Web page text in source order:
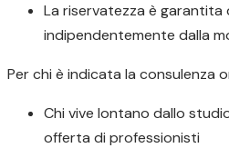
La riservatezza è
indipendentemente dalla
Per chi è indicata la consulenza
Chi vive lontano dallo
offerta di professionisti